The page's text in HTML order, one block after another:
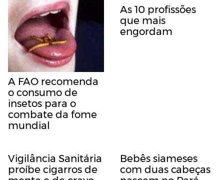
A FAO recomenda
o consumo de
insetos para o
combate da fome
mundial
As 10 profissões
que mais
engordam
Vigilância Sanitária
proíbe cigarros de
Bebês siameses
com duas cabeças